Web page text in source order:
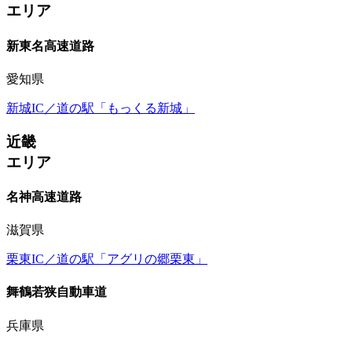
エリア
新東名高速道路
愛知県
新城IC／道の駅「もっくる新城」
近畿
エリア
名神高速道路
滋賀県
栗東IC／道の駅「アグリの郷栗東」
舞鶴若狭自動車道
兵庫県